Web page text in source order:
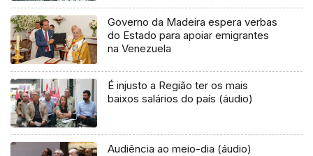
Governo da Madeira espera verbas
do Estado para apoiar emigrantes
na Venezuela
É injusto a Região ter os mais
baixos salários do país (áudio)
Audiência ao meio-dia (áudio)